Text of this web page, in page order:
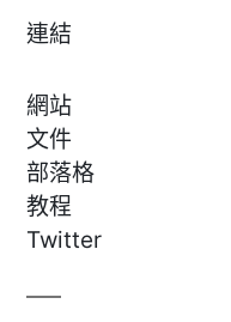
連結
網站
文件
部落格
教程
Twitter